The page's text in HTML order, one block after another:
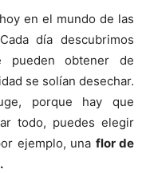
r
e
n
r
e
n
en el mundo de las
día descubrimos
pueden obtener de
se solían desechar.
porque hay que
todo, puedes elegir
ejemplo, una flor de